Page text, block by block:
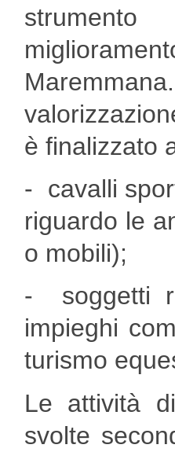
è finalizzato
- cavalli
riguardo le
o mobili);
- soggetti
impieghi
turismo
Le attività
svolte